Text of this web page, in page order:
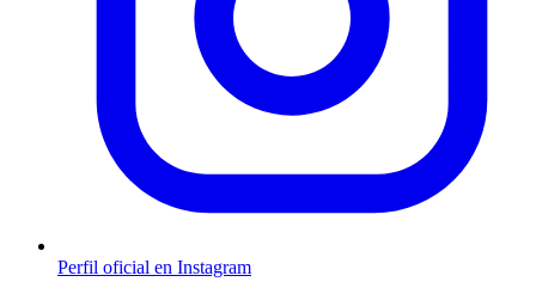
Perfil oficial en Instagram